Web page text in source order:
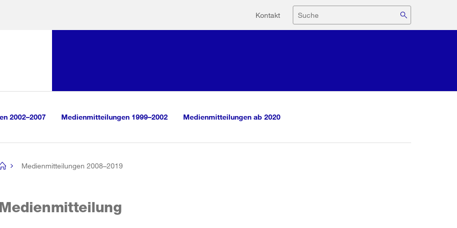
Hilfsnavigation
Kontakt Suche
2002–2007 Medienmitteilungen 1999–2002 Medienmitteilungen ab 2020
Medienmitteilungen 2008–2019